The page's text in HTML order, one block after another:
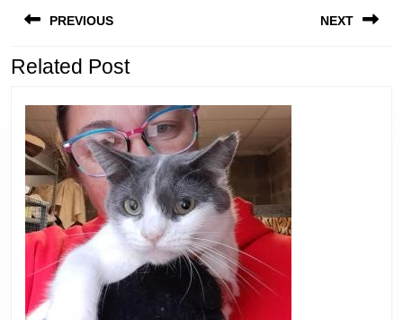
de
entradas
PREVIOUS NEXT
Related Post